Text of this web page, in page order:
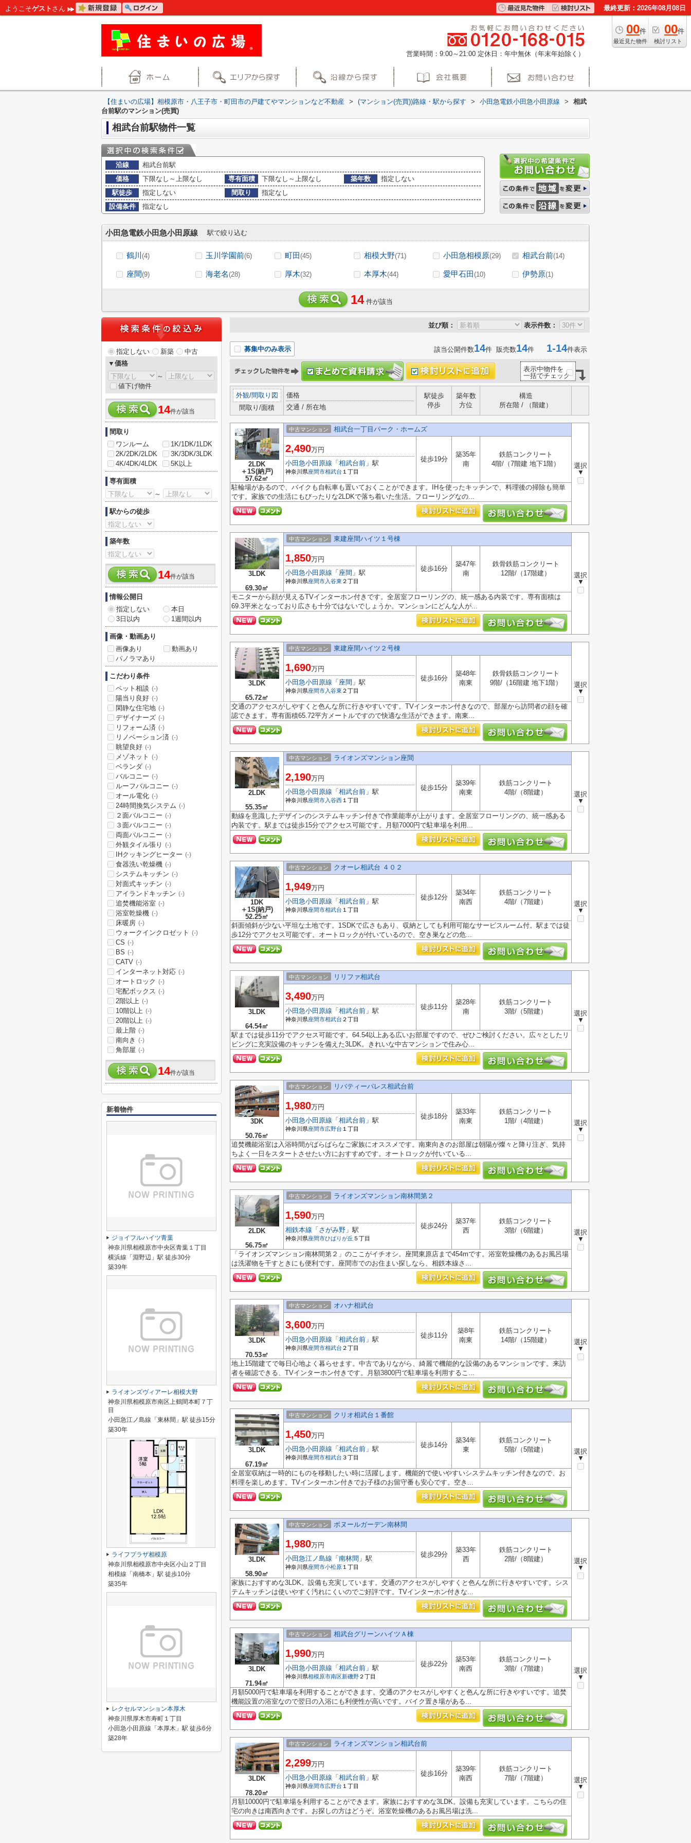
ようこそゲスト さん 最終更新：2026年08月08日
00件
最近見た物件
00件
検討リスト
営業時間：9:00～21:00 定休日：年中無休（年末年始除く）
【住まいの広場】相模原市・八王子市・町田市の戸建てやマンションなど不動産 > (マンション(売買))路線・駅から探す > 小田急電鉄小田急小田原線 >
相武
台前駅のマンション(売買)
相武台前駅物件一覧
沿線
相武台前駅
価格
下限なし～上限なし 専有面積 下限なし～上限なし 築年数
指定しない
駅徒歩
指定しない 間取り
指定なし
設備条件
指定なし
小田急電鉄小田急小田原線 駅で絞り込む
鶴川 (4) 玉川学園前(6) 町田(45) 相模大野(71) 小田急相模原(29) 相武台前(14)
座間(9) 海老名(28) 厚木(32) 本厚木(44) 愛甲石田(10) 伊勢原(1)
14 件が該当
並び順： 表示件数：
募集中のみ表示 該当公開件数14件 販売数14件 1-14件表示
表示中物件を
一括でチェック
外観/間取り図
間取り/面積
価格
交通 / 所在地
駅徒歩
停歩
築年数
方位
構造
所在階 / （階建）
2LDK
＋1S(納戸)
57.62㎡
中古マンション 相武台一丁目パーク・ホームズ
選択
▼
2,490万円
小田急小田原線 「 相武台前 」駅
神奈川県座間市相武台 １丁目
徒歩19分
築35年
南
鉄筋コンクリート
4階/（7階建 地下1階）
駐輪場があるので、バイクも自転車も置いておくことができます。IHを使ったキッチンで、料理後の掃除も簡単
です。家族での生活にもぴったりな2LDKで落ち着いた生活。フローリングなの...
3LDK
69.30㎡
中古マンション 東建座間ハイツ１号棟
選択
▼
1,850万円
小田急小田原線 「 座間 」駅
神奈川県座間市入谷東 ２丁目
徒歩16分
築47年
南
鉄骨鉄筋コンクリート
12階/（17階建）
モニターから顔が見えるTVインターホン付きです。全居室フローリングの、統一感ある内装です。専有面積は
69.3平米となっており広さも十分ではないでしょうか。マンションにどんな人が...
3LDK
65.72㎡
中古マンション 東建座間ハイツ２号棟
選択
▼
1,690万円
小田急小田原線 「 座間 」駅
神奈川県座間市入谷東 ２丁目
徒歩16分
築48年
南東
鉄骨鉄筋コンクリート
9階/（16階建 地下1階）
交通のアクセスがしやすくと色んな所に行きやすいです。TVインターホン付きなので、部屋から訪問者の顔を確
認できます。専有面積65.72平方メートルですので快適な生活ができます。南東...
2LDK
55.35㎡
中古マンション ライオンズマンション座間
選択
▼
2,190万円
小田急小田原線 「 相武台前 」駅
神奈川県座間市入谷西 １丁目
徒歩15分
築39年
南東
鉄筋コンクリート
4階/（8階建）
動線を意識したデザインのシステムキッチン付きで作業能率が上がります。全居室フローリングの、統一感ある
内装です。駅までは徒歩15分でアクセス可能です。月額7000円で駐車場を利用...
1DK
＋1S(納戸)
52.25㎡
中古マンション クオーレ相武台 ４０２
選択
▼
1,949万円
小田急小田原線 「 相武台前 」駅
神奈川県座間市相武台 １丁目
徒歩12分
築34年
南西
鉄筋コンクリート
4階/（7階建）
斜面傾斜が少ない平坦な土地です。1SDKで広さもあり、収納としても利用可能なサービスルーム付。駅までは徒
歩12分でアクセス可能です。オートロックが付いているので、空き巣などの危...
3LDK
64.54㎡
中古マンション リリファ相武台
選択
▼
3,490万円
小田急小田原線 「 相武台前 」駅
神奈川県座間市相武台 ２丁目
徒歩11分
築28年
南
鉄筋コンクリート
3階/（5階建）
駅までは徒歩11分でアクセス可能です。64.54以上ある広いお部屋ですので、ぜひご検討ください。広々としたリ
ビングに充実設備のキッチンを備えた3LDK。きれいな中古マンションで住み心...
3DK
50.76㎡
中古マンション リバティーパレス相武台前
選択
▼
1,980万円
小田急小田原線 「 相武台前 」駅
神奈川県座間市広野台 １丁目
徒歩18分
築33年
南東
鉄筋コンクリート
1階/（4階建）
追焚機能浴室は入浴時間がばらばらなご家族にオススメです。南東向きのお部屋は朝陽が燦々と降り注ぎ、気持
ちよく一日をスタートさせたい方におすすめです。オートロックが付いている...
2LDK
56.75㎡
中古マンション ライオンズマンション南林間第２
選択
▼
1,590万円
相鉄本線 「 さがみ野 」駅
神奈川県座間市ひばりが丘 ５丁目
徒歩24分
築37年
西
鉄筋コンクリート
3階/（6階建）
「ライオンズマンション南林間第２」のここがイチオシ。座間東原店まで454mです。浴室乾燥機のあるお風呂場
は洗濯物を干すときにも便利です。座間市でのお住まい探しなら、相鉄本線さ...
3LDK
70.53㎡
中古マンション オハナ相武台
選択
▼
3,600万円
小田急小田原線 「 相武台前 」駅
神奈川県座間市相武台 ２丁目
徒歩11分
築8年
南東
鉄筋コンクリート
14階/（15階建）
地上15階建てで毎日心地よく暮らせます。中古でありながら、綺麗で機能的な設備のあるマンションです。来訪
者を確認できる、TVインターホン付きです。月額3800円で駐車場を利用するこ...
3LDK
67.19㎡
中古マンション クリオ相武台１番館
選択
▼
1,450万円
小田急小田原線 「 相武台前 」駅
神奈川県座間市相武台 ３丁目
徒歩14分
築34年
東
鉄筋コンクリート
5階/（5階建）
全居室収納は一時的にものを移動したい時に活躍します。機能的で使いやすいシステムキッチン付きなので、お
料理を楽しめます。TVインターホン付きでお子様のお留守番も安心です。空き...
3LDK
58.90㎡
中古マンション ボヌールガーデン南林間
選択
▼
1,980万円
小田急江ノ島線 「 南林間 」駅
神奈川県座間市小松原 １丁目
徒歩29分
築33年
西
鉄筋コンクリート
2階/（8階建）
家族におすすめな3LDK。設備も充実しています。交通のアクセスがしやすくと色んな所に行きやすいです。シス
テムキッチンは使いやすく汚れにくいのでご好評です。TVインターホン付きな...
3LDK
71.94㎡
中古マンション 相武台グリーンハイツＡ棟
選択
▼
1,990万円
小田急小田原線 「 相武台前 」駅
神奈川県相模原市南区 新磯野 ２丁目
徒歩22分
築53年
南西
鉄筋コンクリート
3階/（7階建）
月額5000円で駐車場を利用することができます。交通のアクセスがしやすくと色んな所に行きやすいです。追焚
機能設置の浴室なので翌日の入浴にも利便性が高いです。バイク置き場がある...
3LDK
78.20㎡
中古マンション ライオンズマンション相武台前
選択
▼
2,299万円
小田急小田原線 「 相武台前 」駅
神奈川県座間市広野台 １丁目
徒歩16分
築39年
南西
鉄筋コンクリート
7階/（7階建）
月額10000円で駐車場を利用することができます。家族におすすめな3LDK。設備も充実しています。こちらの住
宅の向きは南西向きです。お探しの方はどうぞ。浴室乾燥機のあるお風呂場は洗...
指定しない 新築
中古
▼価格
～
値下げ物件
14件が該当
間取り
ワンルーム
1K/1DK/1LDK
2K/2DK/2LDK
3K/3DK/3LDK
4K/4DK/4LDK
5K以上
専有面積
～
駅からの徒歩
築年数
14件が該当
情報公開日
指定しない
本日
3日以内
1週間以内
画像・動画あり
画像あり
動画あり
パノラマあり
こだわり条件
ペット相談 (-)
陽当り良好 (-)
閑静な住宅地 (-)
デザイナーズ (-)
リフォーム済 (-)
リノベーション済 (-)
眺望良好 (-)
メゾネット (-)
ベランダ (-)
バルコニー (-)
ルーフバルコニー (-)
オール電化 (-)
24時間換気システム (-)
２面バルコニー (-)
３面バルコニー (-)
両面バルコニー (-)
外観タイル張り (-)
IHクッキングヒーター (-)
食器洗い乾燥機 (-)
システムキッチン (-)
対面式キッチン (-)
アイランドキッチン (-)
追焚機能浴室 (-)
浴室乾燥機 (-)
床暖房 (-)
ウォークインクロゼット (-)
CS (-)
BS (-)
CATV (-)
インターネット対応 (-)
オートロック (-)
宅配ボックス (-)
2階以上 (-)
10階以上 (-)
20階以上 (-)
最上階 (-)
南向き (-)
角部屋 (-)
14件が該当
新着物件
ジョイフルハイツ青葉
神奈川県相模原市中央区青葉１丁目
横浜線「淵野辺」駅 徒歩30分
築39年
ライオンズヴィアーレ相模大野
神奈川県相模原市南区上鶴間本町７丁
目
小田急江ノ島線「東林間」駅 徒歩15分
築30年
ライフプラザ相模原
神奈川県相模原市中央区小山２丁目
相模線「南橋本」駅 徒歩10分
築35年
レクセルマンション本厚木
神奈川県厚木市寿町１丁目
小田急小田原線「本厚木」駅 徒歩6分
築28年